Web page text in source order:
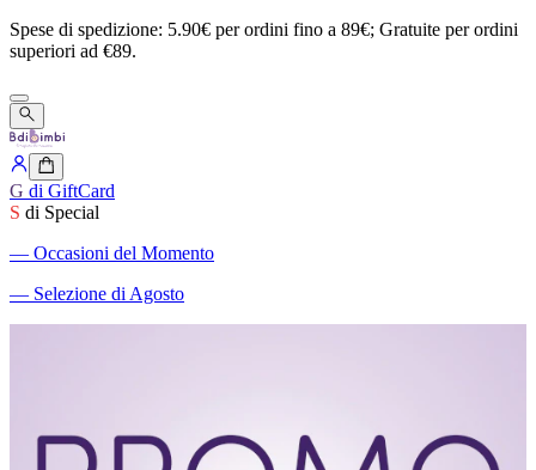
Spese di spedizione: 5.90€ perordini fino a 89€; Gratuite perordini
superiori ad €89.
G di GiftCard
S di Special
― Occasioni del Momento
― Selezione di Agosto